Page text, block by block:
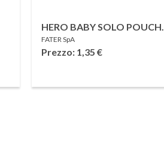
HERO BABY SOLO POUCH
MANGO-PERA-AVENA 100 G
FATER SpA
Prezzo: 1,35 €